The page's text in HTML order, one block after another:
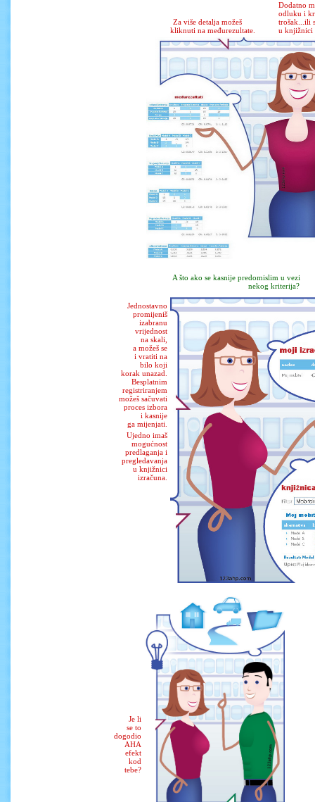
Za više detalja možeš
kliknuti na međurezultate.
Dodatno
odluku i
trošak...ili
u knjižnici
A što ako se kasnije predomislim u vezi
nekog kriterija?
Jednostavno
promijeniš
izabranu
vrijednost
na skali,
a možeš se
i vratiti na
bilo koji
korak unazad.
Besplatnim
registriranjem
možeš sačuvati
proces izbora
i kasnije
ga mijenjati.
Ujedno imaš
mogućnost
predlaganja i
pregledavanja
u knjižnici
izračuna.
Je li
se to
dogodio
AHA
efekt
kod
tebe?